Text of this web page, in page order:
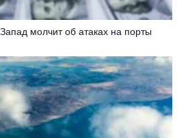
молчит об атаках на порты